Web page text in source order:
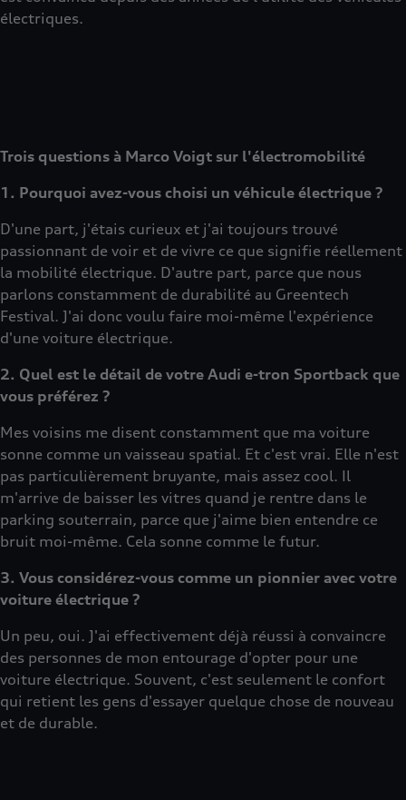
électriques.
Trois questions à Marco Voigt sur l'électromobilité
1. Pourquoi avez-vous choisi un véhicule électrique ?
D'une part, j'étais curieux et j'ai toujours trouvé
passionnant de voir et de vivre ce que signifie réellement
la mobilité électrique. D'autre part, parce que nous
parlons constamment de durabilité au Greentech
Festival. J'ai donc voulu faire moi-même l'expérience
d'une voiture électrique.
2. Quel est le détail de votre Audi e-tron Sportback que
vous préférez ?
Mes voisins me disent constamment que ma voiture
sonne comme un vaisseau spatial. Et c'est vrai. Elle n'est
pas particulièrement bruyante, mais assez cool. Il
m'arrive de baisser les vitres quand je rentre dans le
parking souterrain, parce que j'aime bien entendre ce
bruit moi-même. Cela sonne comme le futur.
3. Vous considérez-vous comme un pionnier avec votre
voiture électrique ?
Un peu, oui. J'ai effectivement déjà réussi à convaincre
des personnes de mon entourage d'opter pour une
voiture électrique. Souvent, c'est seulement le confort
qui retient les gens d'essayer quelque chose de nouveau
et de durable.